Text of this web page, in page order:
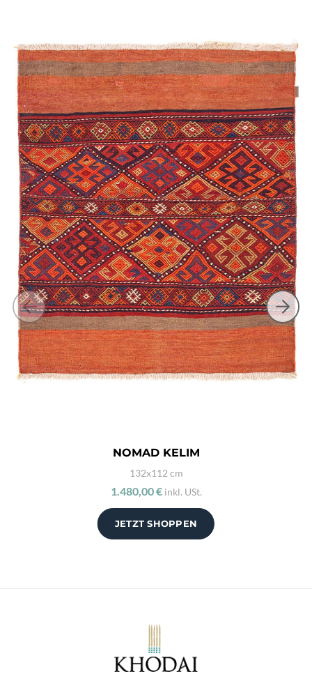
JETZT SHOPPEN
NOMAD KELIM
132x112 cm
1.480,00 € inkl. USt.